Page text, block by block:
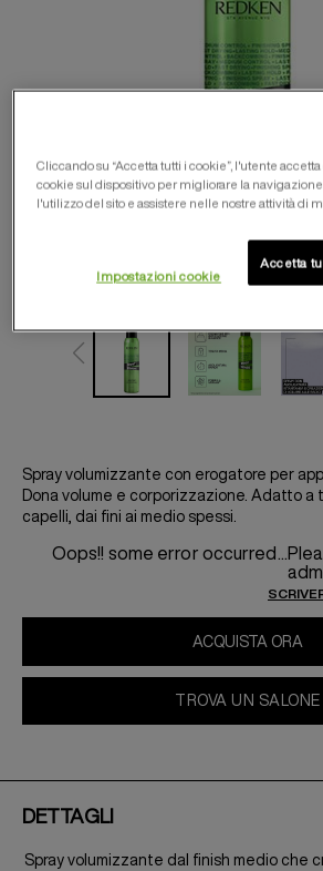
SABRINA CARPENTER X ABC
Spray volumizzante con erogatore per
Dona volume e corporizzazione. Adatto
capelli, dai fini ai medio spessi.
Oops!! some error
TROVA UN SALONE
DETTAGLI
Spray volumizzante dal finish medio che
Cliccando su “Accetta tutti i cookie”, l'utente
cookie sul dispositivo per migliorare la
l'utilizzo del sito e assistere nelle nostre attività di
Impostazioni cookie
Accetta